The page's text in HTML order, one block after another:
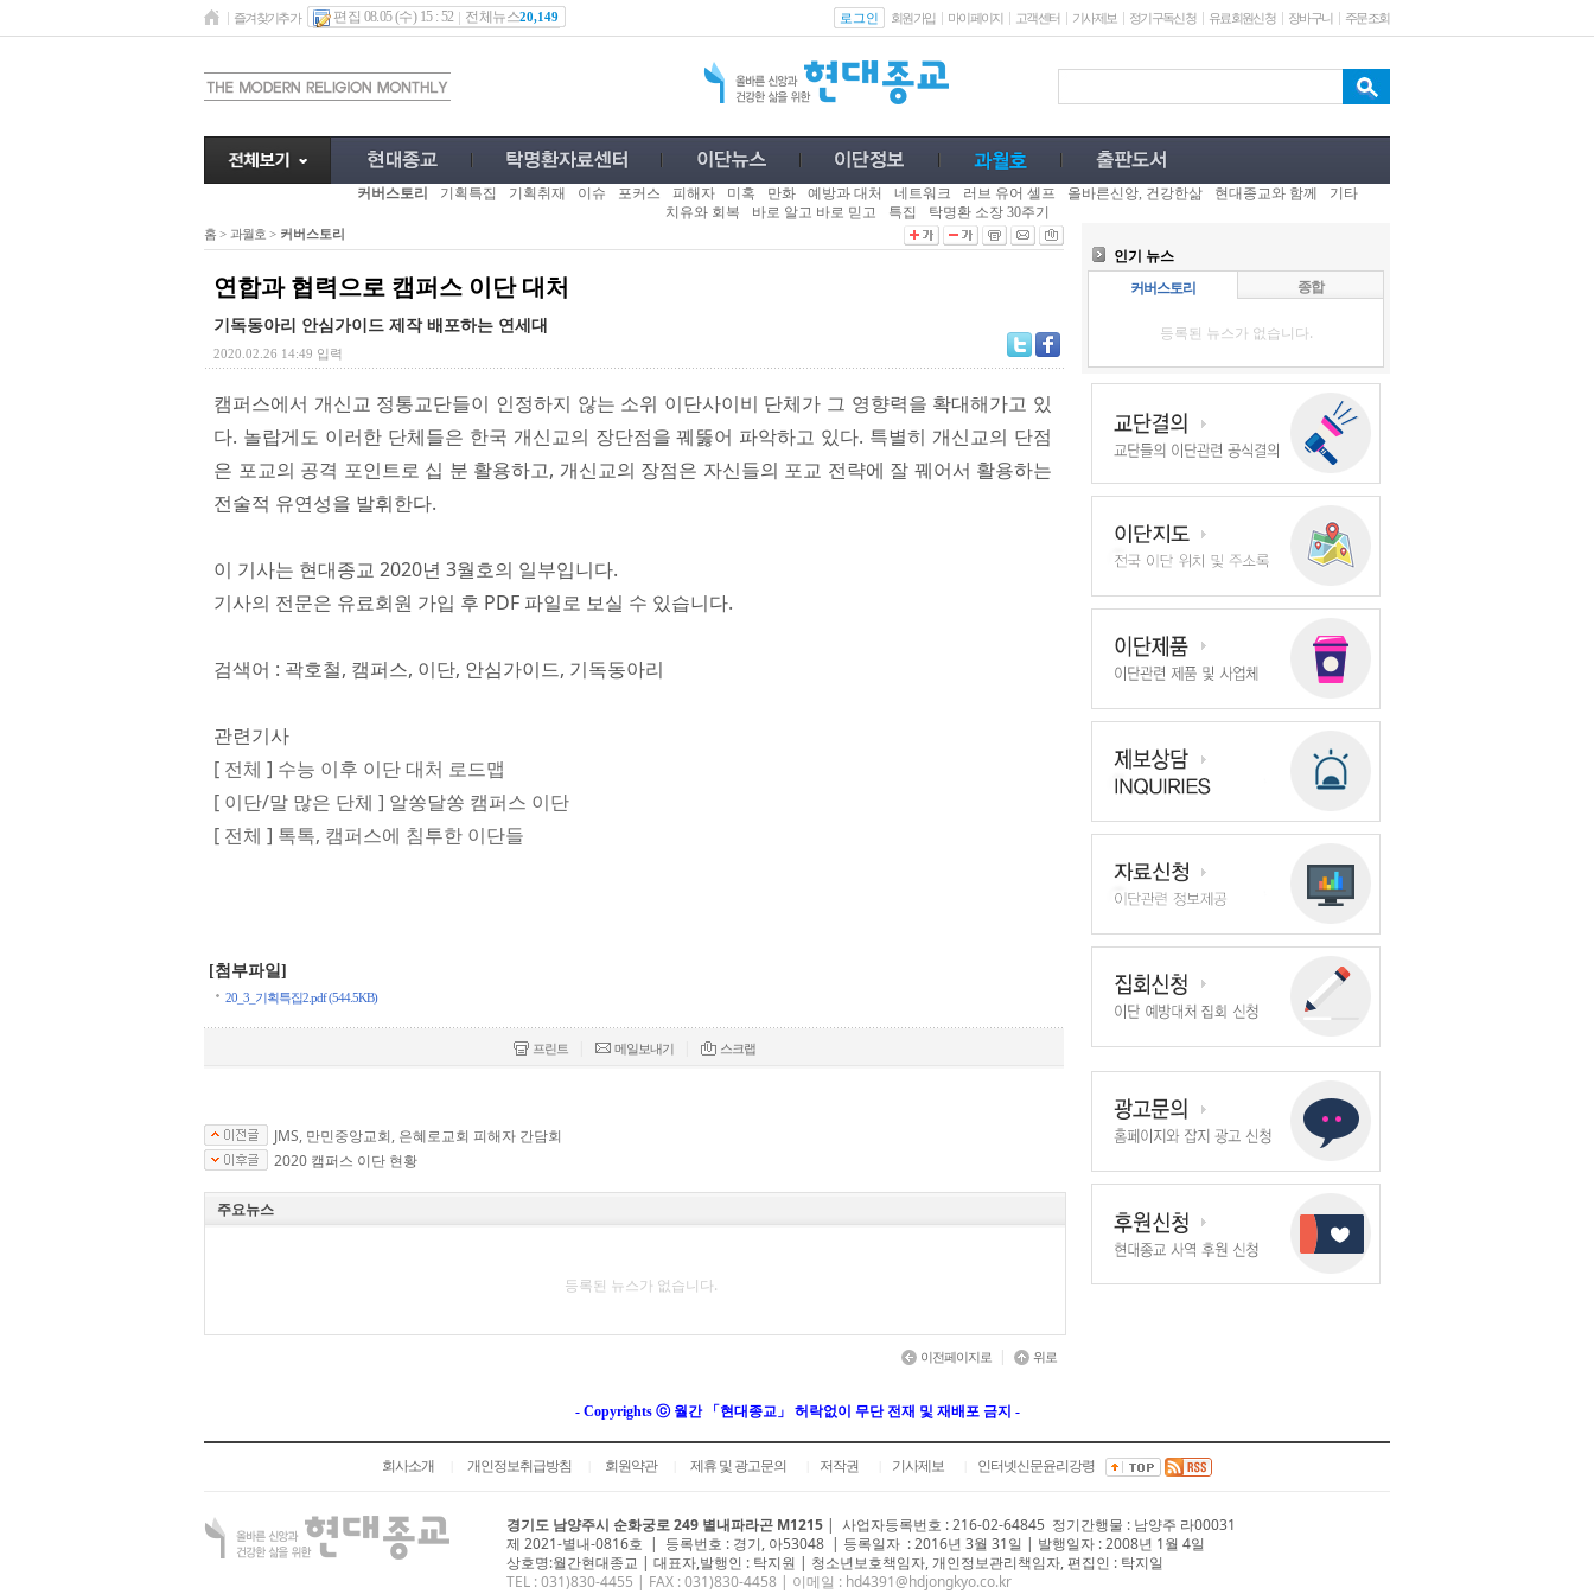
즐겨찾기추가 편집 08.05 (수) 15 : 52 전체뉴스20,149 로그인 회원가입 마이페이지 고객센터 기사제보 정기구독신청 유료회원신청 장바구니 주문조회
커버스토리 기획특집 기획취재 이슈 포커스 피해자 미혹 만화 예방과 대처 네트워크 러브 유어 셀프 올바른신앙, 건강한삶 현대종교와 함께
기타
치유와 회복
바로 알고 바로 믿고 특집 탁명환 소장 30주기
홈 > 과월호 > 커버스토리
연합과 협력으로 캠퍼스 이단 대처
기독동아리 안심가이드 제작 배포하는 연세대
2020.02.26 14:49 입력
캠퍼스에서 개신교 정통교단들이 인정하지 않는 소위 이단사이비 단체가 그 영향력을 확대해가고 있
다. 놀랍게도 이러한 단체들은 한국 개신교의 장단점을 꿰뚫어 파악하고 있다. 특별히 개신교의 단점
은 포교의 공격 포인트로 십 분 활용하고, 개신교의 장점은 자신들의 포교 전략에 잘 꿰어서 활용하는
전술적 유연성을 발휘한다.
이 기사는 현대종교 2020년 3월호의 일부입니다.
기사의 전문은 유료회원 가입 후 PDF 파일로 보실 수 있습니다.
검색어 : 곽호철, 캠퍼스, 이단, 안심가이드, 기독동아리
관련기사
[ 전체 ] 수능 이후 이단 대처 로드맵
[ 이단/말 많은 단체 ] 알쏭달쏭 캠퍼스 이단
[ 전체 ] 톡톡, 캠퍼스에 침투한 이단들
[첨부파일]
20_3_기획특집2.pdf (544.5KB)
프린트 메일보내기 스크랩
JMS, 만민중앙교회, 은혜로교회 피해자 간담회
2020 캠퍼스 이단 현황
주요뉴스
등록된 뉴스가 없습니다.
이전페이지로 | 위로
인기 뉴스
커버스토리
종합
등록된 뉴스가 없습니다.
- Copyrights ⓒ 월간 「현대종교」 허락없이 무단 전재 및 재배포 금지 -
회사소개 개인정보취급방침 회원약관 제휴 및 광고문의 저작권 기사제보 인터넷신문윤리강령
경기도 남양주시 순화궁로 249 별내파라곤 M1215 | 사업자등록번호 : 216-02-64845 정기간행물 : 남양주 라00031
제 2021-별내-0816호 | 등록번호 : 경기, 아53048 | 등록일자 : 2016년 3월 31일 | 발행일자 : 2008년 1월 4일
상호명:월간현대종교 | 대표자,발행인 : 탁지원 | 청소년보호책임자, 개인정보관리책임자, 편집인 : 탁지일
TEL : 031)830-4455 | FAX : 031)830-4458 | 이메일 : hd4391@hdjongkyo.co.kr